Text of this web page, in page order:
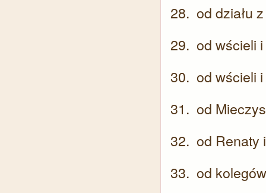
od działu
od wścieli
od wścieli
od
od Renaty
od